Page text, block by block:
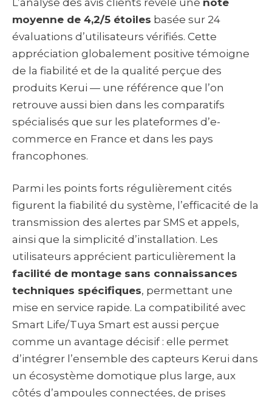
moyenne de 4,2/5 étoiles basée sur 24
évaluations d’utilisateurs vérifiés. Cette
appréciation globalement positive témoigne
de la fiabilité et de la qualité perçue des
produits Kerui — une référence que l’on
retrouve aussi bien dans les comparatifs
spécialisés que sur les plateformes d’e-
commerce en France et dans les pays
francophones.
Parmi les points forts régulièrement cités
figurent la fiabilité du système, l’efficacité de la
transmission des alertes par SMS et appels,
ainsi que la simplicité d’installation. Les
utilisateurs apprécient particulièrement la
facilité de montage sans connaissances
techniques spécifiques, permettant une
mise en service rapide. La compatibilité avec
Smart Life/Tuya Smart est aussi perçue
comme un avantage décisif : elle permet
d’intégrer l’ensemble des capteurs Kerui dans
un écosystème domotique plus large, aux
côtés d’ampoules connectées, de prises